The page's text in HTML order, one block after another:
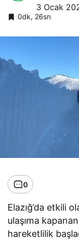
3 Ocak
0dk, 26sn
0
Elazığ’da etkili
ulaşıma
hareketlilik